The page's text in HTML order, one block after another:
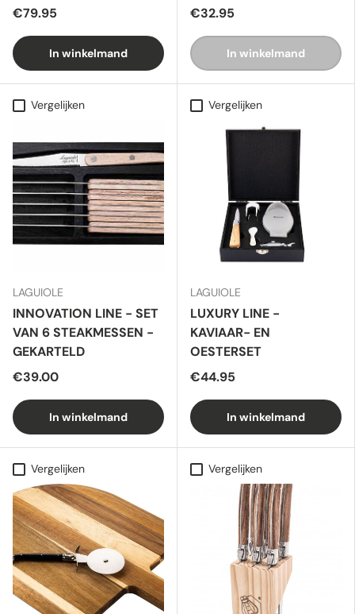
€79.95
In winkelmand
€32.95
In winkelmand
Vergelijken
LAGUIOLE
INNOVATION LINE - SET
VAN 6 STEAKMESSEN -
GEKARTELD
€39.00
In winkelmand
Vergelijken
LAGUIOLE
LUXURY LINE -
KAVIAAR- EN
OESTERSET
€44.95
In winkelmand
Vergelijken Vergelijken